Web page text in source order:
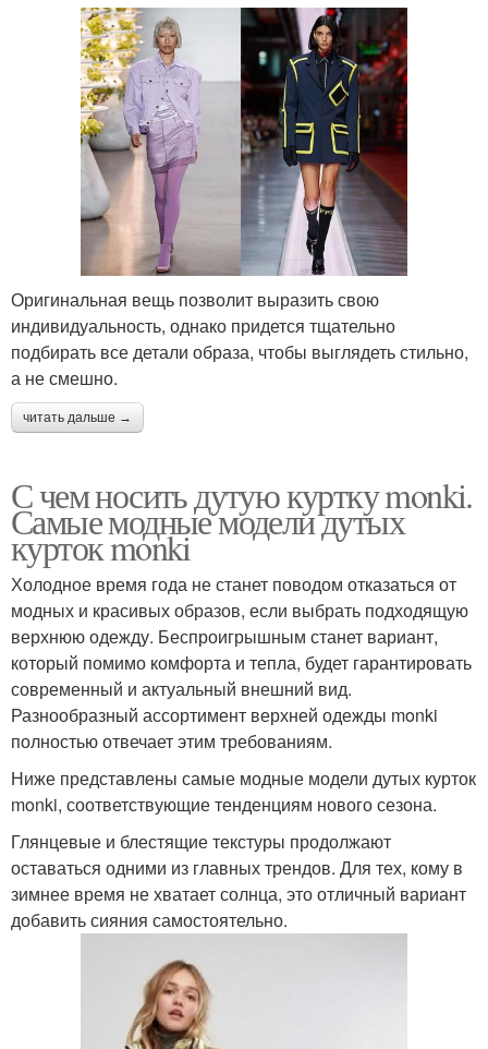
Оригинальная вещь позволит выразить свою
индивидуальность, однако придется тщательно
подбирать все детали образа, чтобы выглядеть стильно,
а не смешно.
читать дальше →
С чем носить дутую куртку monki.
Самые модные модели дутых
курток monki
Холодное время года не станет поводом отказаться от
модных и красивых образов, если выбрать подходящую
верхнюю одежду. Беспроигрышным станет вариант,
который помимо комфорта и тепла, будет гарантировать
современный и актуальный внешний вид.
Разнообразный ассортимент верхней одежды monki
полностью отвечает этим требованиям.
Ниже представлены самые модные модели дутых курток
monki, соответствующие тенденциям нового сезона.
Глянцевые и блестящие текстуры продолжают
оставаться одними из главных трендов. Для тех, кому в
зимнее время не хватает солнца, это отличный вариант
добавить сияния самостоятельно.